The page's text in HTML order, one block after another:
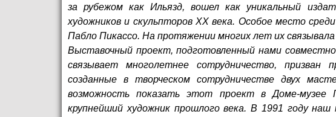
за рубежом как Ильязд, вошел как уникальный
художников и скульпторов ХХ века. Особое место
Пабло Пикассо. На протяжении многих лет их связывала
Выставочный проект, подготовленный нами
связывает многолетнее сотрудничество,
созданные в творческом сотрудничестве двух
возможность показать этот проект в Доме-
крупнейший художник прошлого века. В 1991 году